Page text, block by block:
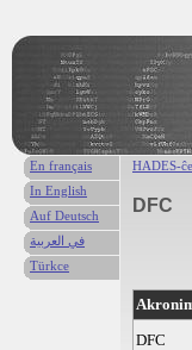
HADES-
DFC
DFC
En français
In English
Auf Deutsch
في العربية
Türkce